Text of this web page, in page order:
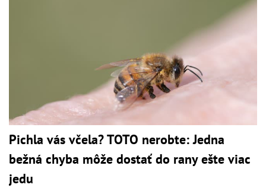
Pichla vás včela? TOTO nerobte: Jedna
bežná chyba môže dostať do rany ešte viac
jedu